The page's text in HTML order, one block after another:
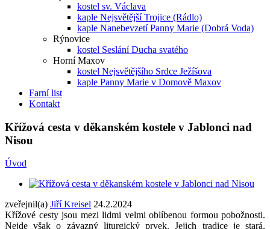
kostel sv. Václava
kaple Nejsvětější Trojice (Rádlo)
kaple Nanebevzetí Panny Marie (Dobrá Voda)
Rýnovice
kostel Seslání Ducha svatého
Horní Maxov
kostel Nejsvětějšího Srdce Ježíšova
kaple Panny Marie v Domově Maxov
Farní list
Kontakt
Křížová cesta v děkanském kostele v Jablonci nad
Nisou
Úvod
zveřejnil(a) Jiří Kreisel 24.2.2024
Křížové cesty jsou mezi lidmi velmi oblíbenou formou pobožnosti.
Nejde však o závazný liturgický prvek. Jejich tradice je stará,